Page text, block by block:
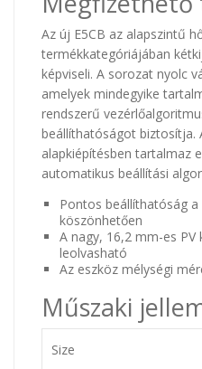
Az új E5CB az alapszintű
termékkategóriájában
képviseli. A sorozat nyolc
amelyek mindegyike
rendszerű
beállíthatóságot biztosítja.
alapkiépítésben tartalmaz
automatikus beállítási
Pontos beállíthatóság
köszönhetően
A nagy, 16,2 mm-es
leolvasható
Az eszköz mélységi
Műszaki
Size